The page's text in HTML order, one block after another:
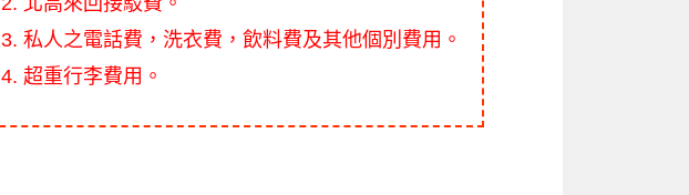
3. 私人之電話費，洗衣費，飲料費及其他個別費用。
4. 超重行李費用。